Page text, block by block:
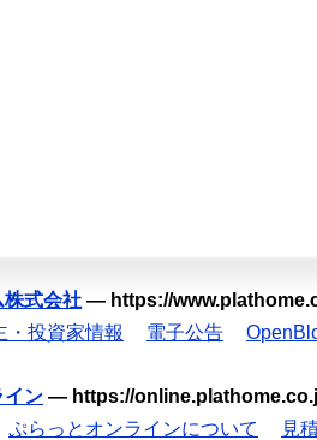
株式会社 — https://
・投資家情報 電子公告
イン — https://
ぷらっとオンラインについて 見